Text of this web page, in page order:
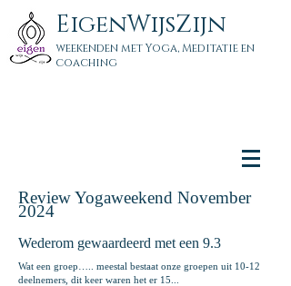
EigenWijsZijn
weekenden met Yoga, Meditatie en
coaching
Review Yogaweekend November
2024
Wederom gewaardeerd met een 9.3
Wat een groep….. meestal bestaat onze groepen uit 10-12
deelnemers, dit keer waren het er 15...